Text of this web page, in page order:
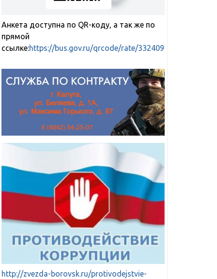
Анкета доступна по QR-коду, а так же по
прямой
ссылке:https://bus.gov.ru/qrcode/rate/332409
http://zvezda-borovsk.ru/protivodejstvie-